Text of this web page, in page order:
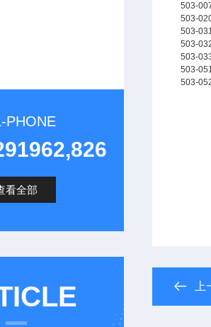
PHONE
看全部
503-
503-
503-
503-
503-
503-
503-